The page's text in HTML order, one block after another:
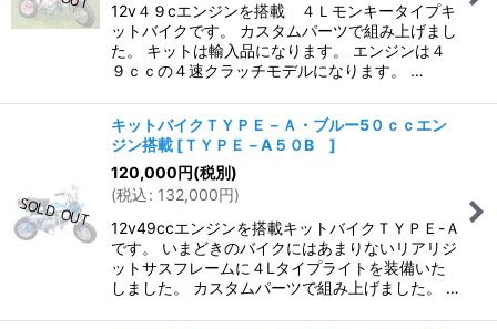
12v４９cエンジンを搭載 ４Ｌモンキータイプキ
ットバイクです。 カスタムパーツで組み上げまし
た。 キットは輸入品になります。 エンジンは４
９ｃｃの４速クラッチモデルになります。 …
キットバイクＴＹＰＥ－Ａ・ブルー5０ｃｃエン
ジン搭載 [ＴＹＰＥ－A５０B ]
120,000円(税別)
(税込: 132,000円)
12v49ccエンジンを搭載キットバイクＴＹＰＥ-Ａ
です。 いまどきのバイクにはあまりないリアリジ
ットサスフレームに４Lタイプライトを装備いた
しました。 カスタムパーツで組み上げました。 …